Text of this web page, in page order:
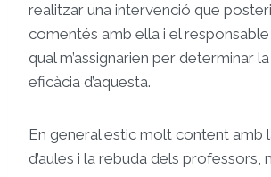
realitzar una intervenció que
comentés amb ella i el
qual m’assignarien per determinar
eficàcia d’aquesta.
En general estic molt content amb
d’aules i la rebuda dels professors,